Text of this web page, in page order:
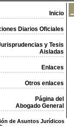
Inicio
Diarios Oficiales
y Tesis
Aisladas
Enlaces
Otros enlaces
Página del
Abogado General
de Asuntos Jurídicos